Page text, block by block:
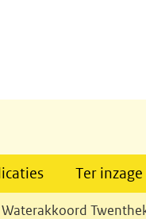
Ter inzage
Waterakkoord